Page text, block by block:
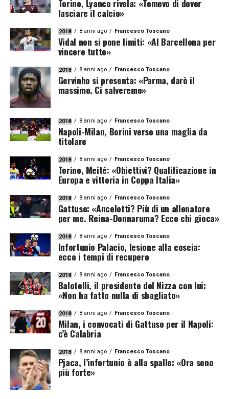
Torino, Lyanco rivela: «Temevo di dover
lasciare il calcio»
2018 8 anni ago Francesco Toscano
Vidal non si pone limiti: «Al Barcellona per
vincere tutto»
2018 8 anni ago Francesco Toscano
Gervinho si presenta: «Parma, darò il
massimo. Ci salveremo»
2018 8 anni ago Francesco Toscano
Napoli-Milan, Borini verso una maglia da
titolare
2018 8 anni ago Francesco Toscano
Torino, Meité: «Obiettivi? Qualificazione in
Europa e vittoria in Coppa Italia»
2018 8 anni ago Francesco Toscano
Gattuso: «Ancelotti? Più di un allenatore
per me. Reina-Donnaruma? Ecco chi gioca»
2018 8 anni ago Francesco Toscano
Infortunio Palacio, lesione alla coscia:
ecco i tempi di recupero
2018 8 anni ago Francesco Toscano
Balotelli, il presidente del Nizza con lui:
«Non ha fatto nulla di sbagliato»
2018 8 anni ago Francesco Toscano
Milan, i convocati di Gattuso per il Napoli:
c’è Calabria
2018 8 anni ago Francesco Toscano
Pjaca, l’infortunio è alla spalle: «Ora sono
più forte»